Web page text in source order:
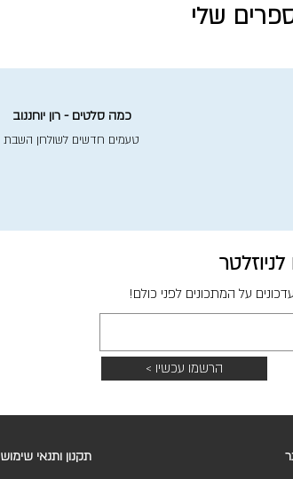
שלי
כמה סלטים - רון יוחננוב
טעמים חדשים לשולחן השבת
הרשמו עכשיו >
על המתכונים לפני כולם!
תקנון ותנאי שימוש